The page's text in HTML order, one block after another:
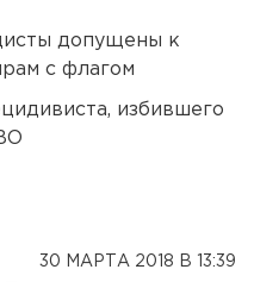
допущены к
с флагом
избившего
30 МАРТА 2018 В 13:39